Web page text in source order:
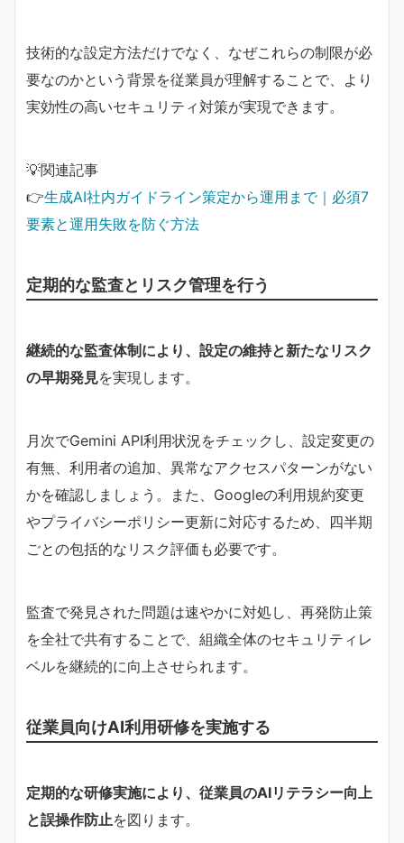
技術的な設定方法だけでなく、なぜこれらの制限が必
要なのかという背景を従業員が理解することで、より
実効性の高いセキュリティ対策が実現できます。
💡関連記事
👉生成AI社内ガイドライン策定から運用まで｜必須7
要素と運用失敗を防ぐ方法
定期的な監査とリスク管理を行う
継続的な監査体制により、設定の維持と新たなリスク
の早期発見を実現します。
月次でGemini API利用状況をチェックし、設定変更の
有無、利用者の追加、異常なアクセスパターンがない
かを確認しましょう。また、Googleの利用規約変更
やプライバシーポリシー更新に対応するため、四半期
ごとの包括的なリスク評価も必要です。
監査で発見された問題は速やかに対処し、再発防止策
を全社で共有することで、組織全体のセキュリティレ
ベルを継続的に向上させられます。
従業員向けAI利用研修を実施する
定期的な研修実施により、従業員のAIリテラシー向上
と誤操作防止を図ります。